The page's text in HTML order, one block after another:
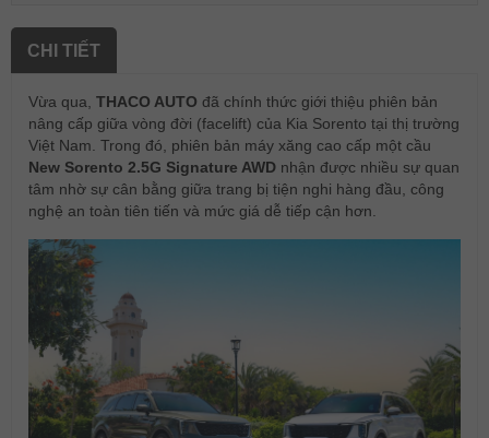
CHI TIẾT
Vừa qua, THACO AUTO đã chính thức giới thiệu phiên bản
nâng cấp giữa vòng đời (facelift) của Kia Sorento tại thị trường
Việt Nam. Trong đó, phiên bản máy xăng cao cấp một cầu
New Sorento 2.5G Signature AWD nhận được nhiều sự quan
tâm nhờ sự cân bằng giữa trang bị tiện nghi hàng đầu, công
nghệ an toàn tiên tiến và mức giá dễ tiếp cận hơn.